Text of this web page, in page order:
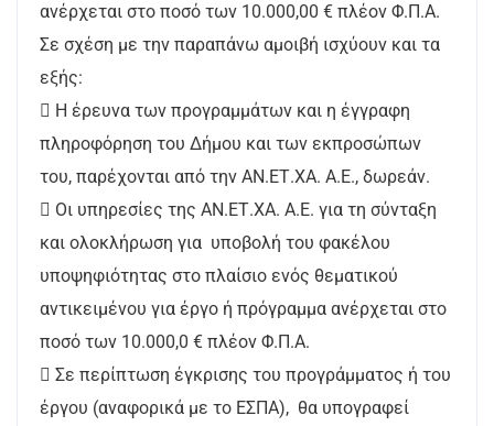
ανέρχεται στο ποσό των 10.000,00 € πλέον Φ.Π.Α.
Σε σχέση με την παραπάνω αμοιβή ισχύουν και τα
εξής:
 Η έρευνα των προγραμμάτων και η έγγραφη
πληροφόρηση του Δήμου και των εκπροσώπων
του, παρέχονται από την ΑΝ.ΕΤ.ΧΑ. Α.Ε., δωρεάν.
 Οι υπηρεσίες της ΑΝ.ΕΤ.ΧΑ. Α.Ε. για τη σύνταξη
και ολοκλήρωση για υποβολή του φακέλου
υποψηφιότητας στο πλαίσιο ενός θεματικού
αντικειμένου για έργο ή πρόγραμμα ανέρχεται στο
ποσό των 10.000,0 € πλέον Φ.Π.Α.
 Σε περίπτωση έγκρισης του προγράμματος ή του
έργου (αναφορικά με το ΕΣΠΑ), θα υπογραφεί